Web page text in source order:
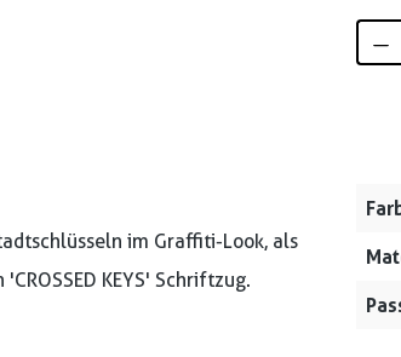
im Graffiti-Look, als
KEYS' Schriftzug.